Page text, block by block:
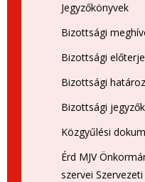
Jegyzőkönyvek
Bizottsági
Bizottsági
Bizottsági
Bizottsági
Közgyűlési
Érd MJV
szervei